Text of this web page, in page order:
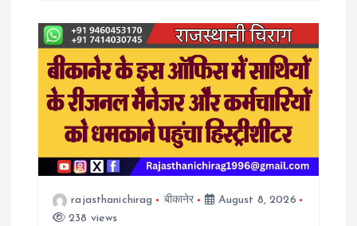
rajasthanichirag बीकानेर
August 8, 2026
238 views